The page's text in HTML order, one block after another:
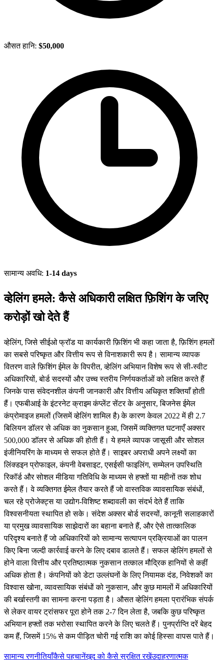
औसत हानि: $50,000
सामान्य अवधि: 1-14 days
व्हेलिंग हमले: कैसे अधिकारी लक्षित फ़िशिंग के जरिए
करोड़ों खो देते हैं
व्हेलिंग, जिसे सीईओ फ्रॉड या कार्यकारी फ़िशिंग भी कहा जाता है, फ़िशिंग हमलों
का सबसे परिष्कृत और वित्तीय रूप से विनाशकारी रूप है। सामान्य व्यापक
वितरण वाले फ़िशिंग ईमेल के विपरीत, व्हेलिंग अभियान विशेष रूप से सी-स्वीट
अधिकारियों, बोर्ड सदस्यों और उच्च स्तरीय निर्णयकर्ताओं को लक्षित करते हैं
जिनके पास संवेदनशील कंपनी जानकारी और वित्तीय अधिकृत शक्तियाँ होती
हैं। एफबीआई के इंटरनेट क्राइम कंप्लेंट सेंटर के अनुसार, बिजनेस ईमेल
कंप्रोमाइज हमलों (जिसमें व्हेलिंग शामिल है) के कारण केवल 2022 में ही 2.7
बिलियन डॉलर से अधिक का नुकसान हुआ, जिसमें व्यक्तिगत घटनाएँ अक्सर
500,000 डॉलर से अधिक की होती हैं। ये हमले व्यापक जासूसी और सोशल
इंजीनियरिंग के माध्यम से सफल होते हैं। साइबर अपराधी अपने लक्ष्यों का
लिंक्डइन प्रोफाइल, कंपनी वेबसाइट, एसईसी फाइलिंग, सम्मेलन उपस्थिति
रिकॉर्ड और सोशल मीडिया गतिविधि के माध्यम से हफ्तों या महीनों तक शोध
करते हैं। वे व्यक्तिगत ईमेल तैयार करते हैं जो वास्तविक व्यावसायिक संबंधों,
चल रहे प्रोजेक्ट्स या उद्योग-विशिष्ट शब्दावली का संदर्भ देते हैं ताकि
विश्वसनीयता स्थापित हो सके। संदेश अक्सर बोर्ड सदस्यों, कानूनी सलाहकारों
या प्रमुख व्यावसायिक साझेदारों का बहाना बनाते हैं, और ऐसे तात्कालिक
परिदृश्य बनाते हैं जो अधिकारियों को सामान्य सत्यापन प्रक्रियाओं का पालन
किए बिना जल्दी कार्रवाई करने के लिए दबाव डालते हैं। सफल व्हेलिंग हमलों से
होने वाला वित्तीय और प्रतिष्ठात्मक नुकसान तत्काल मौद्रिक हानियों से कहीं
अधिक होता है। कंपनियों को डेटा उल्लंघनों के लिए नियामक दंड, निवेशकों का
विश्वास खोना, व्यावसायिक संबंधों को नुकसान, और कुछ मामलों में अधिकारियों
की बर्खास्तगी का सामना करना पड़ता है। औसत व्हेलिंग हमला प्रारंभिक संपर्क
से लेकर वायर ट्रांसफर पूरा होने तक 2-7 दिन लेता है, जबकि कुछ परिष्कृत
अभियान हफ्तों तक भरोसा स्थापित करने के लिए चलते हैं। पुनर्प्राप्ति दरें बेहद
कम हैं, जिसमें 15% से कम पीड़ित चोरी गई राशि का कोई हिस्सा वापस पाते हैं।
सामान्य रणनीतियाँकैसे पहचानेंखुद को कैसे सुरक्षित रखेंउदाहरणात्मक